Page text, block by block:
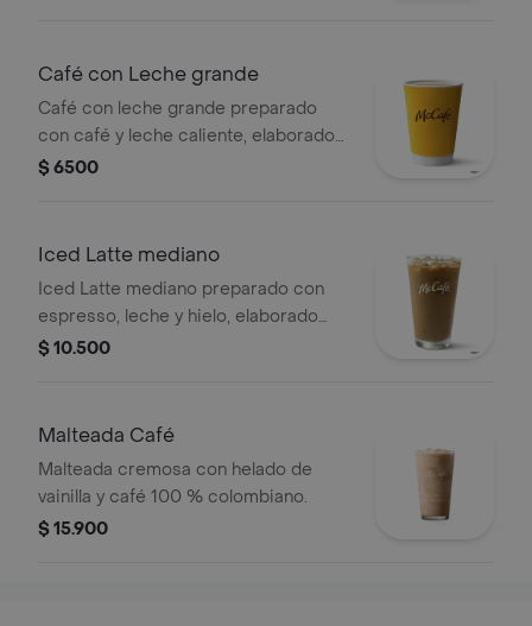
Café con Leche grande
Café con leche grande preparado
con café y leche caliente, elaborado
con café 100 % colombiano.
$ 6500
Iced Latte mediano
Iced Latte mediano preparado con
espresso, leche y hielo, elaborado
con café 100 % colombiano.
$ 10.500
Malteada Café
Malteada cremosa con helado de
vainilla y café 100 % colombiano.
$ 15.900